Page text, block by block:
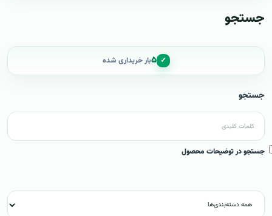
جستجو
✓ ۵بار خریداری شده
جستجو
جستجو در توضیحات محصول